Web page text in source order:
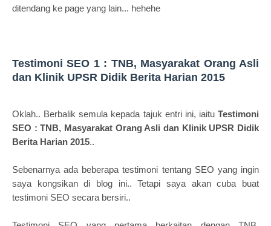
ditendang ke page yang lain... hehehe
Testimoni SEO 1 : TNB, Masyarakat Orang Asli
dan Klinik UPSR Didik Berita Harian 2015
Oklah.. Berbalik semula kepada tajuk entri ini, iaitu Testimoni
SEO : TNB, Masyarakat Orang Asli dan Klinik UPSR Didik
Berita Harian 2015..
Sebenarnya ada beberapa testimoni tentang SEO yang ingin
saya kongsikan di blog ini.. Tetapi saya akan cuba buat
testimoni SEO secara bersiri..